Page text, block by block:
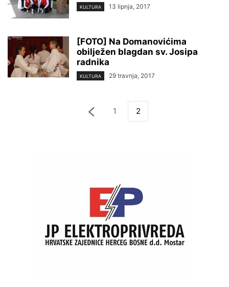
KULTURA 13 lipnja, 2017
[FOTO] Na Domanovićima
obilježen blagdan sv. Josipa
radnika
KULTURA 29 travnja, 2017
1 2